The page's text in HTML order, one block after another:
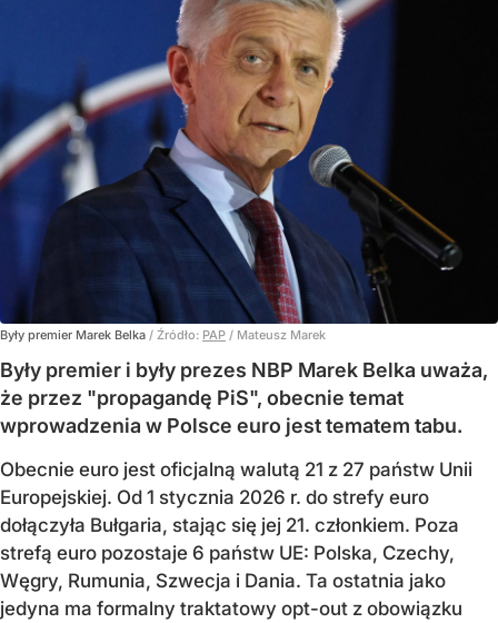
Były premier Marek Belka / Źródło: PAP / Mateusz Marek
Były premier i były prezes NBP Marek Belka uważa,
że przez "propagandę PiS", obecnie temat
wprowadzenia w Polsce euro jest tematem tabu.
Obecnie euro jest oficjalną walutą 21 z 27 państw Unii
Europejskiej. Od 1 stycznia 2026 r. do strefy euro
dołączyła Bułgaria, stając się jej 21. członkiem. Poza
strefą euro pozostaje 6 państw UE: Polska, Czechy,
Węgry, Rumunia, Szwecja i Dania. Ta ostatnia jako
jedyna ma formalny traktatowy opt-out z obowiązku